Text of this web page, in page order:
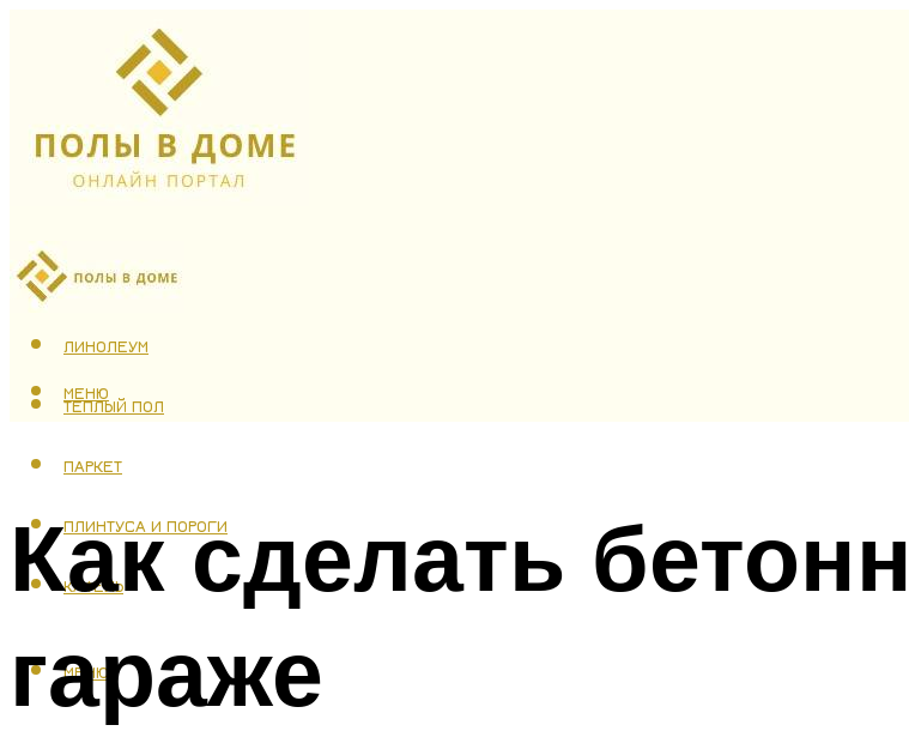
ЛАМИНАТ
ЛИНОЛЕУМ
ТЕПЛЫЙ ПОЛ
ПАРКЕТ
ПЛИНТУСА И ПОРОГИ
КАФЕЛЬ
МЕНЮ
МЕНЮ
Как сделать
гараже